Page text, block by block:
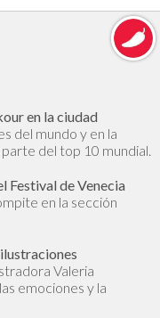
en la ciudad
del mundo y en la
del top 10 mundial.
Festival de Venecia
en la sección
Valeria
emociones y la